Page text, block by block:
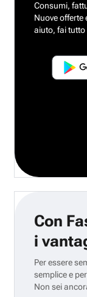
Consumi,
Nuove offerte
aiuto, fai tutto
Con
i
Per essere
semplice e
Non sei